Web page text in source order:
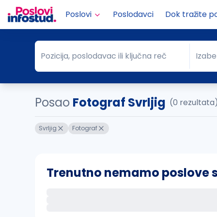
Poslovi Poslodavci Dok tražite
Pozicija, poslodavac ili ključna reč
Pozicija, poslodavac ili ključna reč Grad
Posao Fotograf Svrljig (0 rezultata)
Svrljig Fotograf
Trenutno nemamo poslove